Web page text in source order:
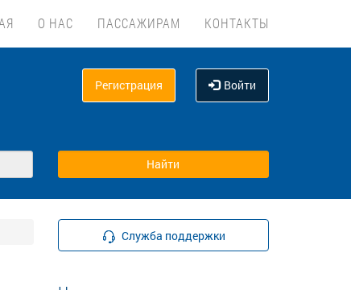
О НАС ПАССАЖИРАМ КОНТАКТЫ
Регистрация Войти
Служба поддержки